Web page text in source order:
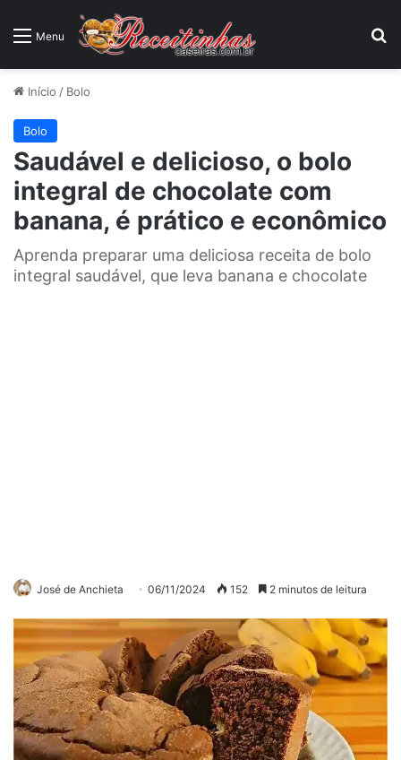
Menu
Início / Bolo
Bolo
Saudável e delicioso, o bolo
integral de chocolate com
banana, é prático e econômico
Aprenda preparar uma deliciosa receita de bolo
integral saudável, que leva banana e chocolate
José de Anchieta 06/11/2024 152 2 minutos de leitura